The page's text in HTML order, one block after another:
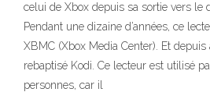
celui de Xbox depuis sa sortie vers le
Pendant une dizaine d’années, ce
XBMC (Xbox Media Center). Et depuis
rebaptisé Kodi. Ce lecteur est utilisé
personnes, car il